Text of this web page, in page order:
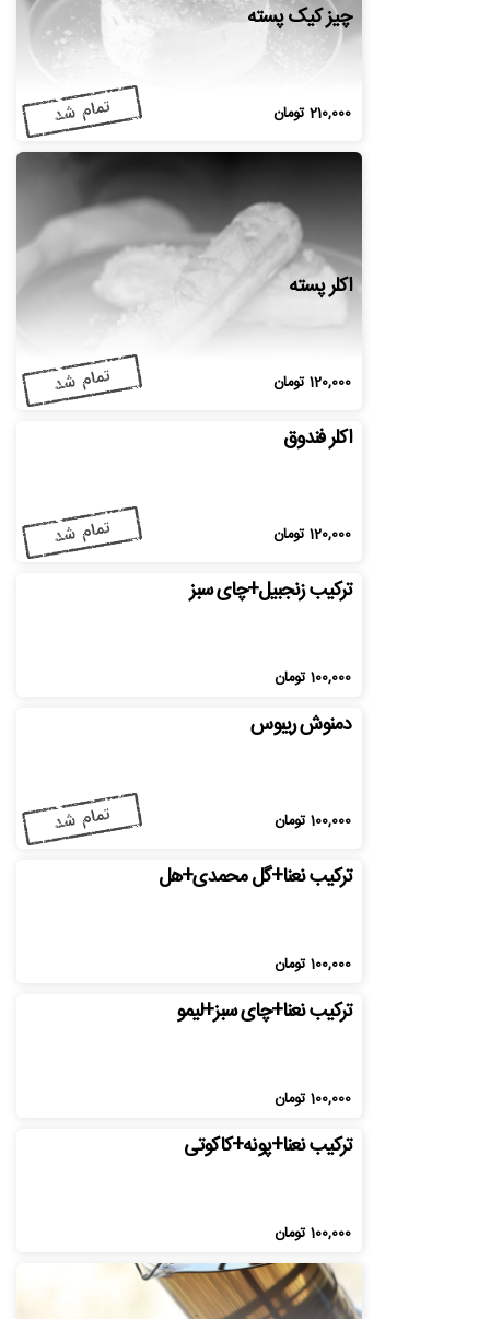
چیز کیک پسته
210,000تومان
اکلر پسته
120,000تومان
اکلر فندوق
120,000تومان
ترکیب زنجبیل+چای سبز
100,000تومان
دمنوش ریبوس
100,000تومان
ترکیب نعنا+گل محمدی+هل
100,000تومان
ترکیب نعنا+چای سبز+لیمو
100,000تومان
ترکیب نعنا+پونه+کاکوتی
100,000تومان